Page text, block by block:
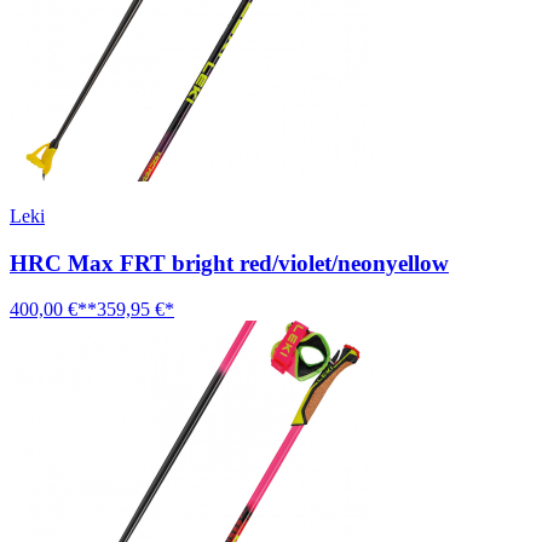
Leki
HRC Max FRT bright red/violet/neonyellow
400,00 €**359,95 €*